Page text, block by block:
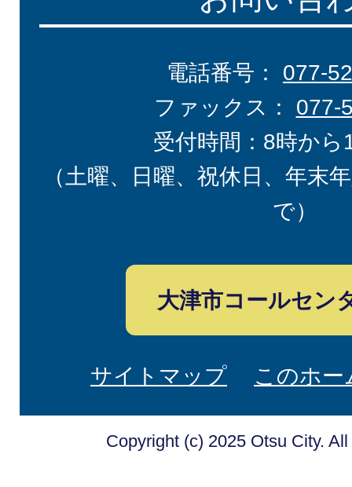
電話番号： 077-
ファックス： 077-
受付時間：8時から
（土曜、日曜、祝休日、年末
で）
大津市コールセン
サイトマップ このホ
Copyright (c) 2025 Otsu City.